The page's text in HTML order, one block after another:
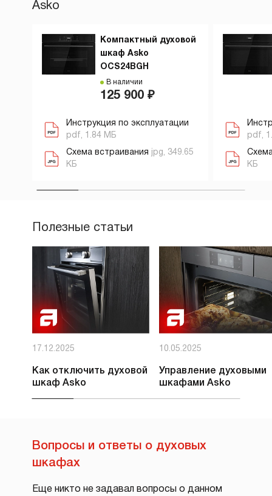
Asko
Компактный духовой
шкаф Asko
OCS24BGH
В наличии
125 900 ₽
Инструкция по эксплуатации
pdf, 1.84 МБ
Схема встраивания
jpg, 349.65
КБ
pdf,
КБ
Полезные статьи
17.12.2025
Как отключить духовой
шкаф Asko
10.05.2025
Управление духовыми
шкафами Asko
Вопросы и ответы о духовых
шкафах
Еще никто не задавал вопросы о данном